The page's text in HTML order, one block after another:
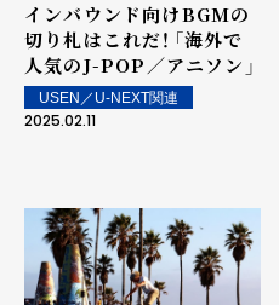
インバウンド向けBGMの
切り札はこれだ！――「海外で
人気のJ-POP／アニソン」
USEN／U-NEXT関連
2025.02.11